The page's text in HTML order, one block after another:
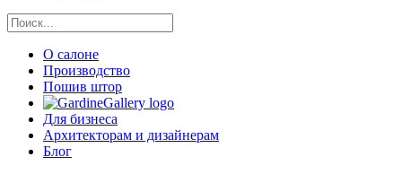
О салоне
Производство
Пошив штор
Для бизнеса
Архитекторам и дизайнерам
Блог